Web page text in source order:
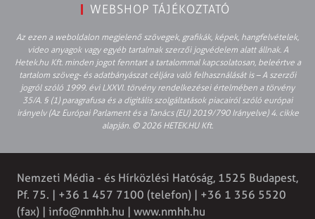
WEBSHOP TÁJÉKOZTATÓ
Az ezen a weboldalon megjelenő szövegek, grafikák, képek, hangfelvételek,
video anyagok vagy egyéb tartalmak szerzői jogvédelem alatt állnak. A
Hetek.hu Kft. minden jogot fenntart a tartalommal kapcsolatosan, beleértve a
tartalom szöveg- és adatbányászat céljára való felhasználását is – A szerzői
jogról szóló 1999. évi LXXVI. törvény rendelkezései értelmében a törvény
35/A. § (1) paragrafusa és a digitális szolgáltatások piacairól szóló európai
irányelv (Az Európai Parlament és a Tanács (EU) 2019/790 Irányelve) 4. cikke
alapján. © 2026 HETEK.HU Kft.
Nemzeti Média - és Hírközlési Hatóság, 1525 Budapest,
Pf. 75. | +36 1 457 7100 (telefon) | +36 1 356 5520
(fax) | info@nmhh.hu | www.nmhh.hu